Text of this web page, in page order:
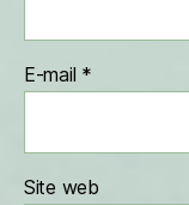
E-mail *
Site web